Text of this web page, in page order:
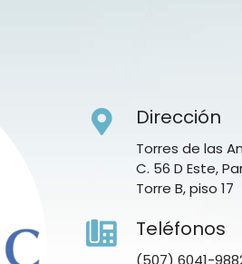
Dirección
Torres de las
C. 56 D Este,
Torre B, piso 17
Teléfonos
(507) 6041-